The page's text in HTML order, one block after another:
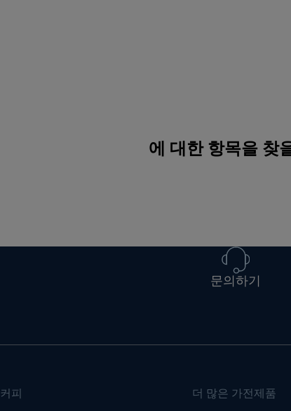
에 대한 항목을 찾
문의하기
커피 더 많은 가전제품